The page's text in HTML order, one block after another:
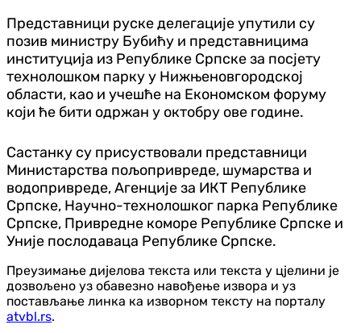
Представници руске делегације упутили су
позив министру Бубићу и представницима
институција из Републике Српске за посјету
технолошком парку у Нижњеновгородској
области, као и учешће на Економском форуму
који ће бити одржан у октобру ове године.
Састанку су присуствовали представници
Министарства пољопривреде, шумарства и
водопривреде, Агенције за ИКТ Републике
Српске, Научно-технолошког парка Републике
Српске, Привредне коморе Републике Српске и
Уније послодаваца Републике Српске.
Преузимање дијелова текста или текста у цјелини је
дозвољено уз обавезно навођење извора и уз
постављање линка ка изворном тексту на порталу
atvbl.rs.